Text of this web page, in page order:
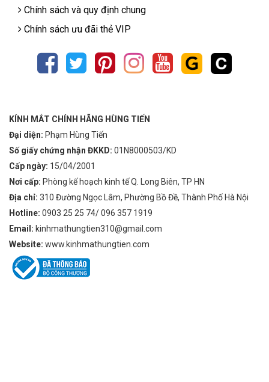
Chính sách và quy định chung
Chính sách ưu đãi thẻ VIP
KÍNH MẮT CHÍNH HÃNG HÙNG TIẾN
Đại diện: Phạm Hùng Tiến
Số giấy chứng nhận ĐKKD: 01N8000503/KD
Cấp ngày: 15/04/2001
Nơi cấp: Phòng kế hoạch kinh tế Q. Long Biên, TP HN
Địa chỉ: 310 Đường Ngọc Lâm, Phường Bồ Đề, Thành Phố Hà Nội
Hotline: 0903 25 25 74/ 096 357 1919
Email: kinhmathungtien310@gmail.com
Website: www.kinhmathungtien.com